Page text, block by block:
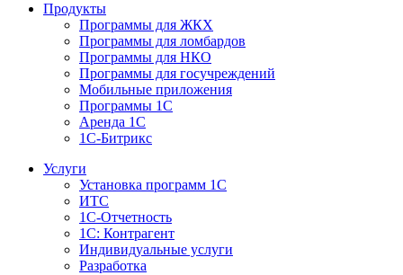
Продукты
Программы для ЖКХ
Программы для ломбардов
Программы для НКО
Программы для госучреждений
Мобильные приложения
Программы 1С
Аренда 1С
1С-Битрикс
Услуги
Установка программ 1С
ИТС
1С-Отчетность
1С: Контрагент
Индивидуальные услуги
Разработка